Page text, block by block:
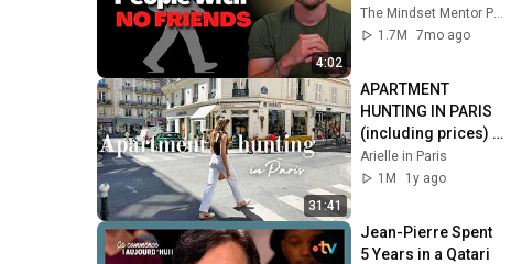
4:02
personality traits
The Mindset Mentor Podcast
1.7M
7mo ago
31:41
APARTMENT
HUNTING IN PARIS
(including prices) |
2025
Arielle in Paris
1M
1y ago
Jean-Pierre Spent
5 Years in a Qatari